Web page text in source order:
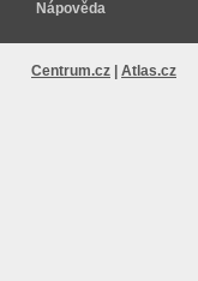
Nápověda
Centrum.cz Atlas.cz